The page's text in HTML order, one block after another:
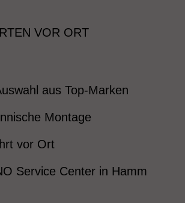
VOR ORT
aus Top-Marken
Montage
vor Ort
Service Center in Hamm